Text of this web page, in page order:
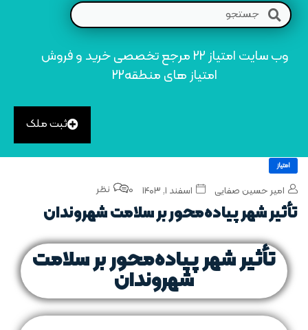
وب سایت امتیاز 22 مرجع تخصصی خرید و فروش
امتیاز های منطقه22
ثبت ملک
امتیاز
امیر حسین صفایی اسفند ۱, ۱۴۰۳ 0 نظر
تأثیر شهر پیاده‌محور بر سلامت شهروندان
تأثیر شهر پیاده‌محور بر سلامت
شهروندان